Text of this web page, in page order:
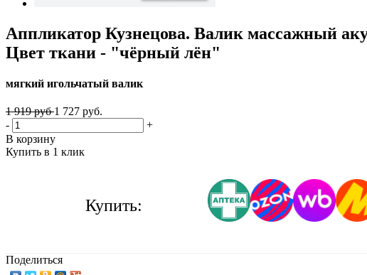
Аппликатор Кузнецова. Валик массажный
Цвет ткани - "чёрный лён"
мягкий игольчатый валик
1 919 руб1 727 руб.
-
+
В корзину
Купить в 1 клик
Купить:
Поделиться